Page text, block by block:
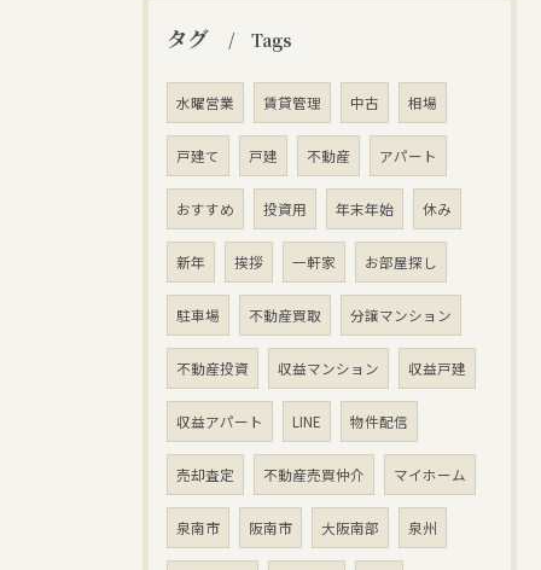
タグ Tags
水曜営業 賃貸管理 中古 相場
戸建て 戸建 不動産 アパート
おすすめ 投資用 年末年始 休み
新年 挨拶 一軒家 お部屋探し
駐車場 不動産買取 分譲マンション
不動産投資 収益マンション 収益戸建
収益アパート LINE 物件配信
売却査定 不動産売買仲介 マイホーム
泉南市 阪南市 大阪南部 泉州